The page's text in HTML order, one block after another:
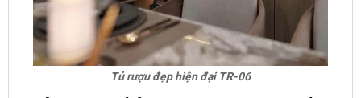
Tủ rượu đẹp hiện đại TR-06